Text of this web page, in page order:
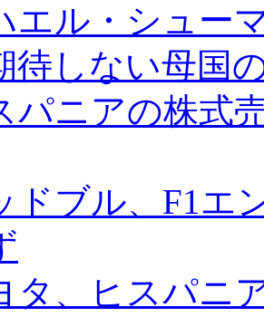
エル・シュー
待しない母国
パニアの株式
ドブル、F1エ
タ、ヒスパニ